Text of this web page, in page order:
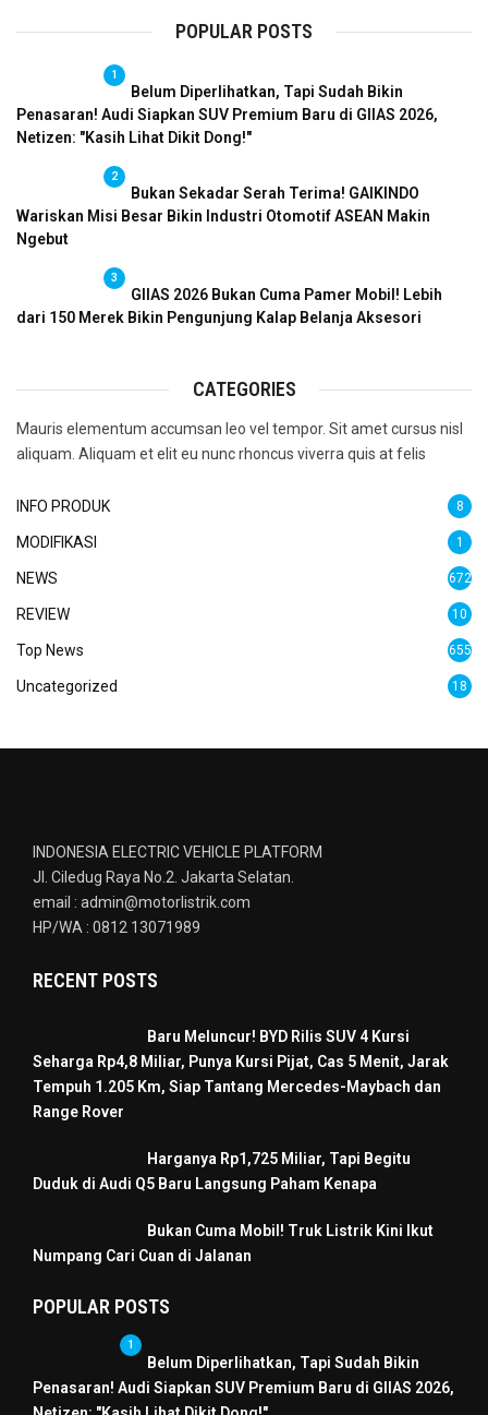
POPULAR POSTS
1
Belum Diperlihatkan, Tapi Sudah Bikin
Penasaran! Audi Siapkan SUV Premium Baru di GIIAS 2026,
Netizen: "Kasih Lihat Dikit Dong!"
2
Bukan Sekadar Serah Terima! GAIKINDO
Wariskan Misi Besar Bikin Industri Otomotif ASEAN Makin
Ngebut
3
GIIAS 2026 Bukan Cuma Pamer Mobil! Lebih
dari 150 Merek Bikin Pengunjung Kalap Belanja Aksesori
CATEGORIES
Mauris elementum accumsan leo vel tempor. Sit amet cursus nisl
aliquam. Aliquam et elit eu nunc rhoncus viverra quis at felis
INFO PRODUK 8
MODIFIKASI 1
NEWS 672
REVIEW 10
Top News 655
Uncategorized 18
INDONESIA ELECTRIC VEHICLE PLATFORM
Jl. Ciledug Raya No.2. Jakarta Selatan.
email : admin@motorlistrik.com
HP/WA : 0812 13071989
RECENT POSTS
Baru Meluncur! BYD Rilis SUV 4 Kursi
Seharga Rp4,8 Miliar, Punya Kursi Pijat, Cas 5 Menit, Jarak
Tempuh 1.205 Km, Siap Tantang Mercedes-Maybach dan
Range Rover
Harganya Rp1,725 Miliar, Tapi Begitu
Duduk di Audi Q5 Baru Langsung Paham Kenapa
Bukan Cuma Mobil! Truk Listrik Kini Ikut
Numpang Cari Cuan di Jalanan
POPULAR POSTS
1
Belum Diperlihatkan, Tapi Sudah Bikin
Penasaran! Audi Siapkan SUV Premium Baru di GIIAS 2026,